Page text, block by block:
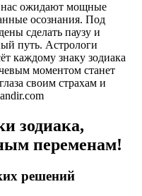
нас ожидают мощные
осознания. Под
сделать паузу и
путь. Астрологи
каждому знаку зодиака
моментом станет
своим страхам и
зодиака,
переменам!
решений